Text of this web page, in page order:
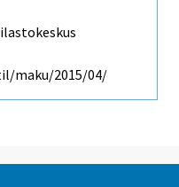
maku/2015/04/